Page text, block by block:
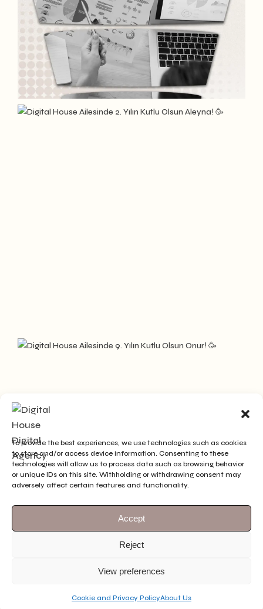
To provide the best experiences, we use technologies such as cookies
to store and/or access device information. Consenting to these
technologies will allow us to process data such as browsing behavior
or unique IDs on this site. Withholding or withdrawing consent may
adversely affect certain features and functionality.
Accept
Reject
View preferences
Cookie and Privacy PolicyAbout Us